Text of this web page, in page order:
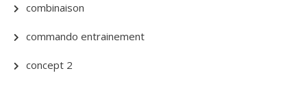
combinaison
commando entrainement
concept 2